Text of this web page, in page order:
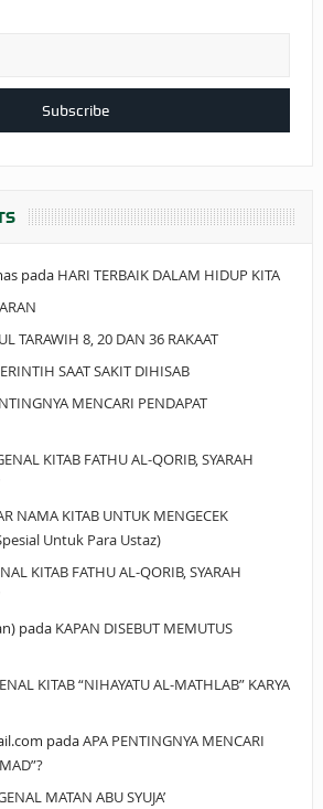
pada HARI TERBAIK DALAM HIDUP KITA
TARAWIH 8, 20 DAN 36 RAKAAT
SAAT SAKIT DIHISAB
MENCARI PENDAPAT
KITAB FATHU AL-QORIB, SYARAH
NAMA KITAB UNTUK MENGECEK
Untuk Para Ustaz)
KITAB FATHU AL-QORIB, SYARAH
pada KAPAN DISEBUT MEMUTUS
KITAB “NIHAYATU AL-MATHLAB” KARYA
padaAPA PENTINGNYA MENCARI
MATAN ABU SYUJA’